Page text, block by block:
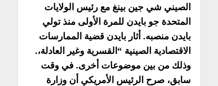
الصيني شي جين بينغ مع رئيس الولايات
المتحدة جو بايدن للمرة الأولى منذ تولي
بايدن منصبه. أثار بايدن قضية الممارسات
الاقتصادية الصينية “القسرية وغير العادلة،.
وذلك من بين موضوعات أخرى. في وقت
سابق، صرح الرئيس الأمريكي أن وزارة